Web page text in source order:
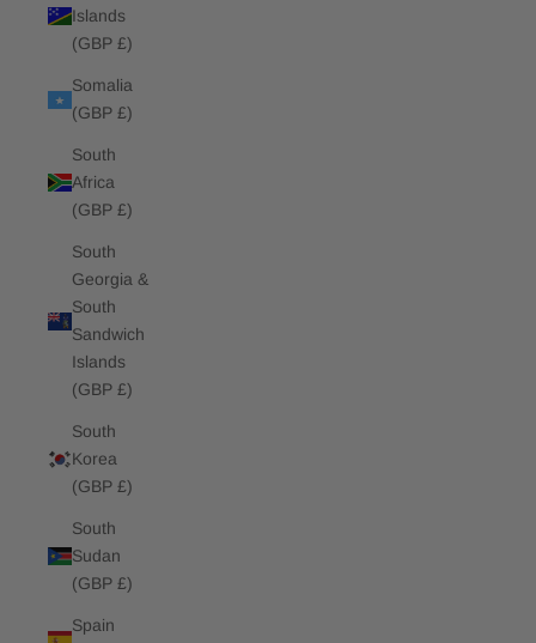
Islands
(GBP £)
Somalia
(GBP £)
South
Africa
(GBP £)
South
Georgia &
South
Sandwich
Islands
(GBP £)
South
Korea
(GBP £)
South
Sudan
(GBP £)
Spain